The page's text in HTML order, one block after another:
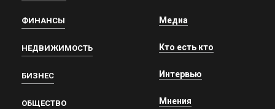
ФИНАНСЫ
НЕДВИЖИМОСТЬ
БИЗНЕС
ОБЩЕСТВО
Медиа
Кто есть кто
Интервью
Мнения